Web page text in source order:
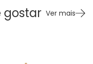
gostar Ver mais